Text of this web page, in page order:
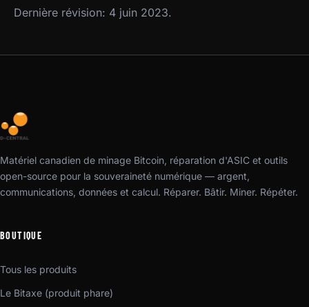
Dernière révision: 4 juin 2023.
Matériel canadien de minage Bitcoin, réparation d'ASIC et outils
open-source pour la souveraineté numérique — argent,
communications, données et calcul. Réparer. Bâtir. Miner. Répéter.
BOUTIQUE
Tous les produits
Le Bitaxe (produit phare)